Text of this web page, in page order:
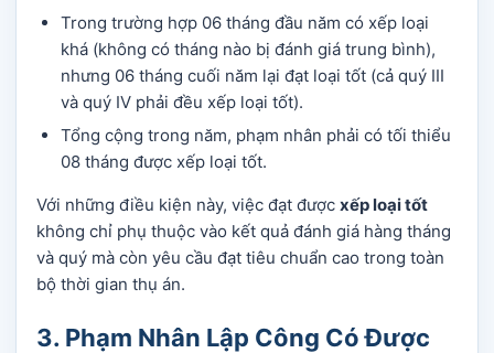
Trong trường hợp 06 tháng đầu năm có xếp loại
khá (không có tháng nào bị đánh giá trung bình),
nhưng 06 tháng cuối năm lại đạt loại tốt (cả quý III
và quý IV phải đều xếp loại tốt).
Tổng cộng trong năm, phạm nhân phải có tối thiểu
08 tháng được xếp loại tốt.
Với những điều kiện này, việc đạt được xếp loại tốt
không chỉ phụ thuộc vào kết quả đánh giá hàng tháng
và quý mà còn yêu cầu đạt tiêu chuẩn cao trong toàn
bộ thời gian thụ án.
3. Phạm Nhân Lập Công Có Được